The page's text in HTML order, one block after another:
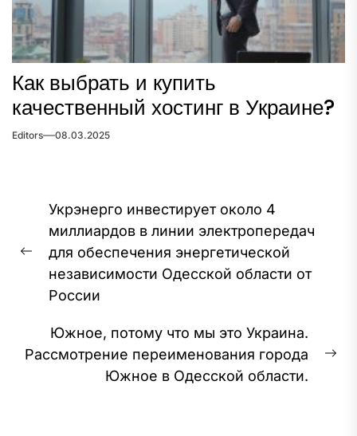
Как выбрать и купить
качественный хостинг в Украине?
Editors 08.03.2025
Навигация
записям
Предыдущая
запись:
Укрэнерго инвестирует около 4
миллиардов в линии электропередач
для обеспечения энергетической
независимости Одесской области от
России
Южное, потому что мы это Украина.
Рассмотрение переименования города
Южное в Одесской области.